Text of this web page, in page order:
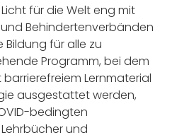
für die Welt eng mit
Behindertenverbänden
Bildung für alle zu
Programm, bei dem
Lernmaterial
ausgestattet werden,
bedingten
und